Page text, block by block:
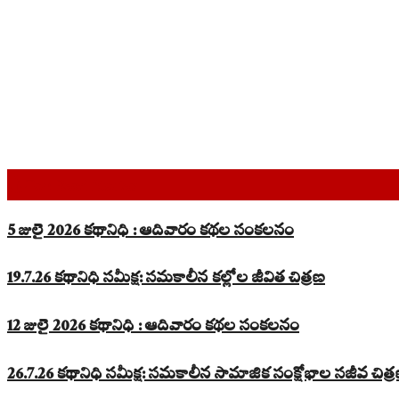
5 జులై 2026 కథానిధి : ఆదివారం కథల సంకలనం
19.7.26 కథానిధి సమీక్ష: సమకాలీన కల్లోల జీవిత చిత్రణ
12 జులై 2026 కథానిధి : ఆదివారం కథల సంకలనం
26.7.26 కథానిధి సమీక్ష: సమకాలీన సామాజిక సంక్షోభాల సజీవ